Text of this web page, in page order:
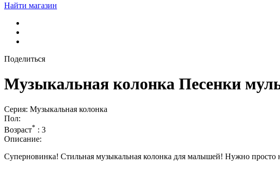
Найти магазин
Поделиться
Музыкальная колонка Песенки
Серия: Музыкальная колонка
Пол:
Возраст* : 3
Описание:
Суперновинка! Стильная музыкальная колонка для малышей! Нужно просто